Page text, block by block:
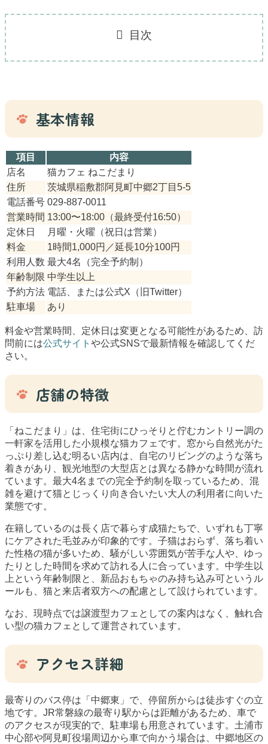
目次
基本情報
項目
内容
店名
猫カフェ ねこだまり
住所
茨城県稲敷郡阿見町中郷2丁目5-5
電話番号 029-887-0011
営業時間 13:00〜18:00（最終受付16:50）
定休日
月曜・火曜（祝日は営業）
料金
1時間1,000円／延長10分100円
利用人数 最大4名（完全予約制）
年齢制限 中学生以上
予約方法 電話、または公式X（旧Twitter）
駐車場
あり
料金や営業時間、定休日は変更となる可能性があるため、訪
問前には公式サイト や公式SNSで最新情報を確認してくだ
さい。
店舗の特徴
「ねこだまり」は、住宅街にひっそりと佇むカントリー調の
一軒家を活用した小規模な猫カフェです。窓から自然光がた
っぷり差し込む明るい店内は、自宅のリビングのような落ち
着きがあり、観光地型の大型店とは異なる静かな時間が流れ
ています。最大4名までの完全予約制を取っているため、混
雑を避けて猫とじっくり向き合いたい大人の利用者に向いた
業態です。
在籍しているのは長く店で暮らす成猫たちで、いずれも丁寧
にケアされた毛並みが印象的です。子猫はおらず、落ち着い
た性格の猫が多いため、騒がしい雰囲気が苦手な人や、ゆっ
たりとした時間を求めて訪れる人に合っています。中学生以
上という年齢制限と、新品おもちゃのみ持ち込み可というル
ールも、猫と来店者双方への配慮として設けられています。
なお、現時点では譲渡型カフェとしての案内はなく、触れ合
い型の猫カフェとして運営されています。
アクセス詳細
最寄りのバス停は「中郷東」で、停留所からは徒歩すぐの立
地です。JR常磐線の最寄り駅からは距離があるため、車で
のアクセスが現実的で、駐車場も用意されています。土浦市
中心部や阿見町役場周辺から車で向かう場合は、中郷地区の